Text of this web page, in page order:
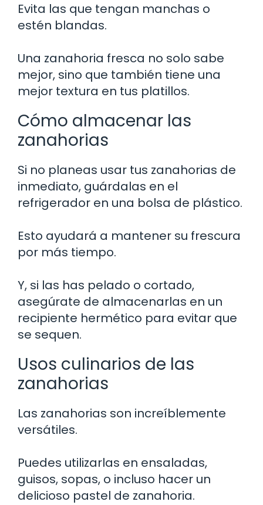
Evita las que tengan manchas o
estén blandas.
Una zanahoria fresca no solo sabe
mejor, sino que también tiene una
mejor textura en tus platillos.
Cómo almacenar las
zanahorias
Si no planeas usar tus zanahorias de
inmediato, guárdalas en el
refrigerador en una bolsa de plástico.
Esto ayudará a mantener su frescura
por más tiempo.
Y, si las has pelado o cortado,
asegúrate de almacenarlas en un
recipiente hermético para evitar que
se sequen.
Usos culinarios de las
zanahorias
Las zanahorias son increíblemente
versátiles.
Puedes utilizarlas en ensaladas,
guisos, sopas, o incluso hacer un
delicioso pastel de zanahoria.